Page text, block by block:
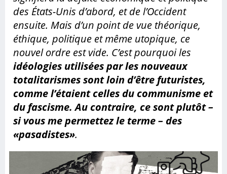
Observatorio
Libertad de
expresion
Legislacion
Noticias
Internacionales
des États-Unis d’abord, et de l’Occident
ensuite. Mais d’un point de vue théorique,
éthique, politique et même utopique, ce
nouvel ordre est vide. C’est pourquoi les
idéologies utilisées par les nouveaux
totalitarismes sont loin d’être futuristes,
comme l’étaient celles du communisme et
du fascisme. Au contraire, ce sont plutôt –
si vous me permettez le terme – des
«pasadistes».